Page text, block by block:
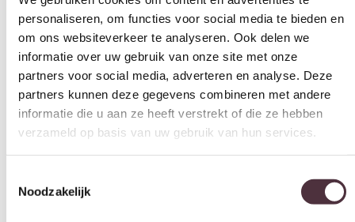
informatie over uw gebruik van onze site met onze
partners voor social media, adverteren en analyse. Deze
partners kunnen deze gegevens combineren met andere
informatie die u aan ze heeft verstrekt of die ze hebben
verzameld op basis van uw gebruik van hun services.
Toestemmingsselectie
Voorkeuren
Diepte (cm)
Hoogte (cm)
45 cm
Materiaal
Kleur
Merk